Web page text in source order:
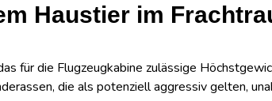
Haustier im
für die Flugzeugkabine zulässige
die als potenziell aggressiv gelten,